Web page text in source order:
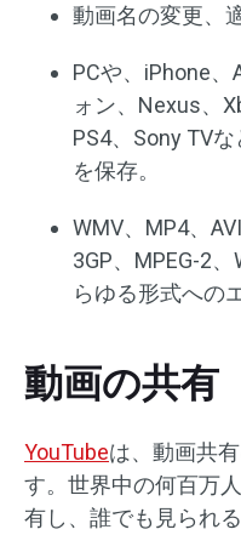
動画名の変更、
PCや、iPhone、
ォン、Nexus、
PS4、Sony TV
を保存。
WMV、MP4、
3GP、MPEG-2
らゆる形式への
動画の共有
YouTubeは、動画共
す。世界中の何百万
有し、誰でも見られ